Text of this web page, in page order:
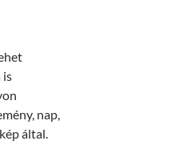
is
nap,
által.